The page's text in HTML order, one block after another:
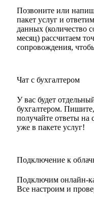
Позвоните или
пакет услуг и
данных (количество
месяц) рассчитаем
сопровождения,
Чат с бухгалтером
У вас будет
бухгалтером.
получайте ответы на
уже в пакете услуг!
Подключение к
Подключим онлайн-
Все настроим и